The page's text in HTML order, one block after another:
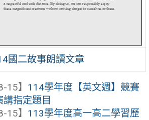
國二故事朗讀文章
15】 114學年度【英文週】競賽
指定題目
15】 113學年度高一高二學習歷